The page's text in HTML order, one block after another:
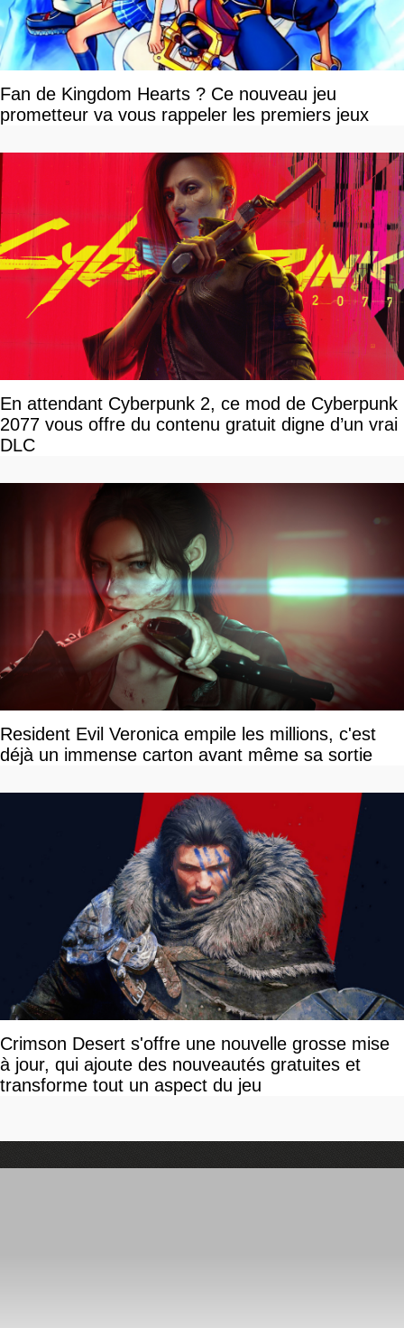
Fan de Kingdom Hearts ? Ce nouveau jeu
prometteur va vous rappeler les premiers jeux
En attendant Cyberpunk 2, ce mod de Cyberpunk
2077 vous offre du contenu gratuit digne d’un vrai
DLC
Resident Evil Veronica empile les millions, c'est
déjà un immense carton avant même sa sortie
Crimson Desert s'offre une nouvelle grosse mise
à jour, qui ajoute des nouveautés gratuites et
transforme tout un aspect du jeu